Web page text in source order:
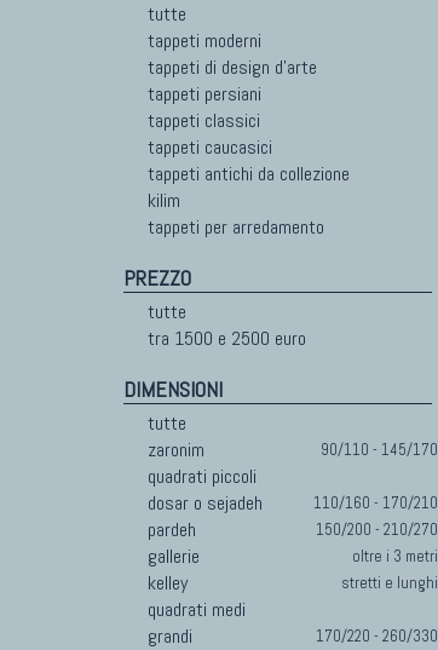
tutte
tappeti moderni
tappeti di design d'arte
tappeti persiani
tappeti classici
tappeti caucasici
tappeti antichi da collezione
kilim
tappeti per arredamento
PREZZO
tutte
tra 1500 e 2500 euro
DIMENSIONI
tutte
zaronim
90/110 - 145/170
quadrati piccoli
dosar o sejadeh
110/160 - 170/210
pardeh 150/200 - 210/270
gallerie oltre i 3 metri
kelley stretti e lunghi
quadrati medi
grandi
170/220 - 260/330